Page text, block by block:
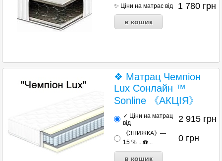
✨ Ціни на матрас від 1 780 грн
❖ Матрац Чемпіон
Lux Сонлайн ™
Sonline 《АКЦІЯ》
✓ Ціни на матрац
від
2 915 грн
《ЗНИЖКА》—
15 % ...☎️...
0 грн